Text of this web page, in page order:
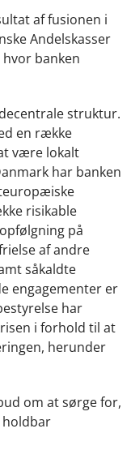
af fusionen i
Andelskasser
hvor banken
struktur.
en række
være lokalt
har banken
risikable
på
af andre
såkaldte
engagementer er
har
i forhold til at
herunder
om at sørge for,
holdbar